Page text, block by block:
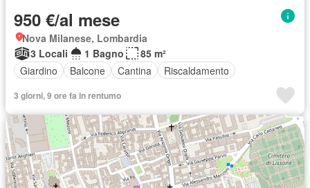
950 €/al mese
Nova Milanese, Lombardia
3 Locali
1 Bagno
85 m²
Giardino
Balcone Cantina Riscaldamento
3 giorni, 9 ore fa in rentumo